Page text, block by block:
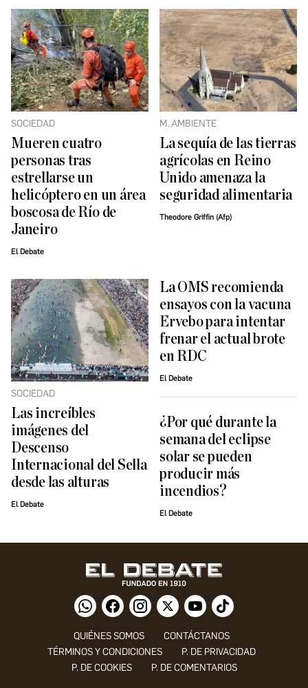
SOCIEDAD
Mueren cuatro
personas tras
estrellarse un
helicóptero en un área
boscosa de Río de
Janeiro
El Debate
M. AMBIENTE
La sequía de las tierras
agrícolas en Reino
Unido amenaza la
seguridad alimentaria
Theodore Griffin (Afp)
SOCIEDAD
Las increíbles
imágenes del
Descenso
Internacional del Sella
desde las alturas
El Debate
La OMS recomienda
ensayos con la vacuna
Ervebo para intentar
frenar el actual brote
en RDC
El Debate
¿Por qué durante la
semana del eclipse
solar se pueden
producir más
incendios?
El Debate
QUIÉNES SOMOS
CONTÁCTANOS
TÉRMINOS Y CONDICIONES
P. DE PRIVACIDAD
P. DE COOKIES
P. DE COMENTARIOS